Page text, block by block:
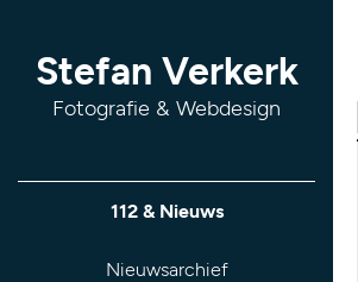
Stefan Verkerk
Fotografie & Webdesign
112 & Nieuws
Nieuwsarchief